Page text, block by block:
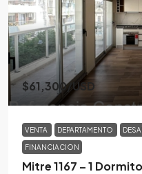
$61,300/USD
VENTA DEPARTAMENTO
FINANCIACION
Mitre 1167 – 1